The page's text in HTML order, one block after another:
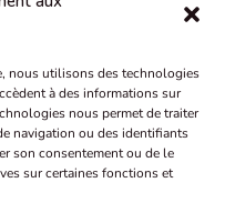
nous utilisons des technologies
à des informations sur
nous permet de traiter
navigation ou des identifiants
son consentement ou de le
sur certaines fonctions et